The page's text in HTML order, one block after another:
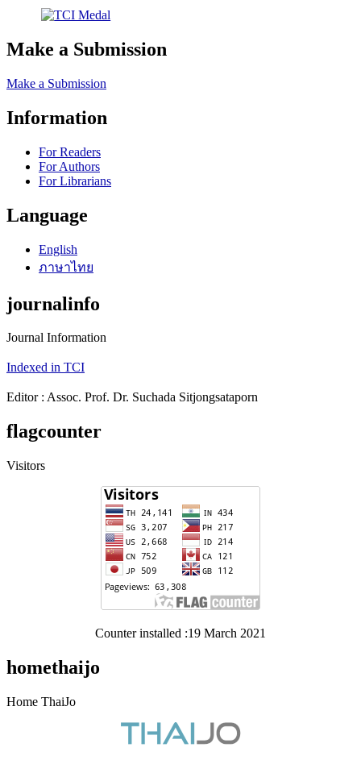
Make a Submission
Make a Submission
Information
For Readers
For Authors
For Librarians
Language
English
ภาษาไทย
journalinfo
Journal Information
Indexed in TCI
Editor : Assoc. Prof. Dr. Suchada Sitjongsataporn
flagcounter
Visitors
Counter installed :19 March 2021
homethaijo
Home ThaiJo